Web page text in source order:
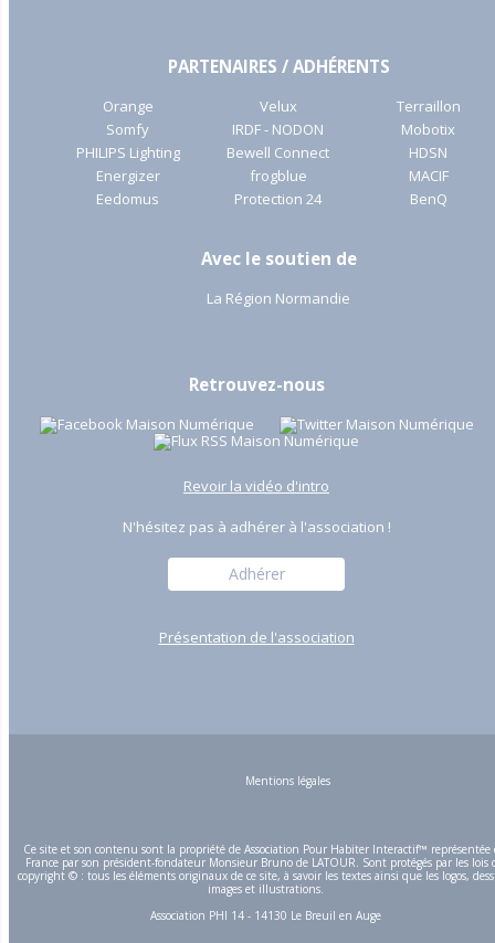
PARTENAIRES / ADHÉRENTS
Orange
Somfy
PHILIPS Lighting
Energizer
Eedomus
Velux
IRDF - NODON
Bewell Connect
frogblue
Protection 24
Terraillon
Mobotix
HDSN
MACIF
BenQ
Avec le soutien de
La Région Normandie
Retrouvez-nous
Revoir la vidéo d'intro
N'hésitez pas à adhérer à l'association !
Adhérer
Présentation de l'association
Mentions légales
Ce site et son contenu sont la propriété de Association Pour Habiter Interactif™ représentée
France par son président-fondateur Monsieur Bruno de LATOUR. Sont protégés par les lois
copyright © : tous les éléments originaux de ce site, à savoir les textes ainsi que les logos,
images et illustrations.
Association PHI 14 - 14130 Le Breuil en Auge